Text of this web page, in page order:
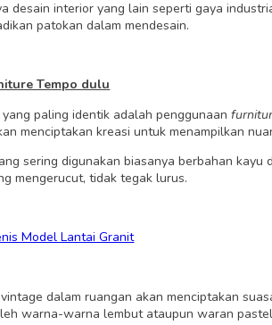
desain interior yang lain seperti gaya
patokan dalam mendesain.
Tempo dulu
yang paling identik adalah penggunaan
menciptakan kreasi untuk menampilkan
sering digunakan biasanya berbahan
mengerucut, tidak tegak lurus.
Model Lantai Granit
dalam ruangan akan menciptakan
warna-warna lembut ataupun waran